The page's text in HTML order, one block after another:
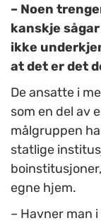
– Noen
kanskje
ikke
at det er det
De ansatte i
som en del av
målgruppen
statlige
egne hjem.
– Havner man